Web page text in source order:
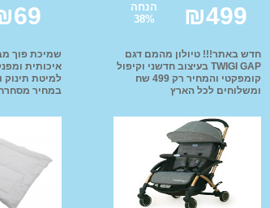
Imaginarium
אופניי הרים
אופני איזון
מוצרי ילדים ממותגים
מוצרי הלו קיטי
מוצרי פו הדוב
מוצרי מיקי מאוס
מוצרי ספיידרמן
עגלות תינוק
₪499
הנחה
38%
חדש באתר!!! טיולון מהמם דגם
TWIGI GAP בעיצוב חדשני וקיפול
קומפקטי והמחיר רק 499 שח
ומשלוחים לכל הארץ
69
שמיכת פוך
איכותית
למיטת תינוק